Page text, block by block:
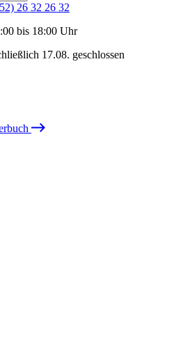
26 32 26 32
bis 18:00 Uhr
17.08. geschlossen